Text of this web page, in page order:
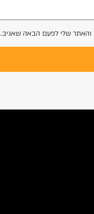
והאתר שלי לפעם הבאה שאגיב.